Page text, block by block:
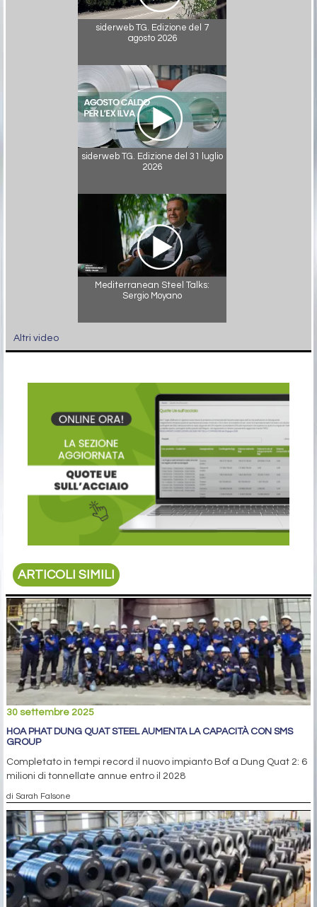
siderweb TG. Edizione del 7
agosto 2026
siderweb TG. Edizione del 31 luglio
2026
Mediterranean Steel Talks:
Sergio Moyano
Altri video
ARTICOLI SIMILI
30 settembre 2025
HOA PHAT DUNG QUAT STEEL AUMENTA LA CAPACITÀ CON SMS
GROUP
Completato in tempi record il nuovo impianto Bof a Dung Quat 2: 6
milioni di tonnellate annue entro il 2028
di Sarah Falsone